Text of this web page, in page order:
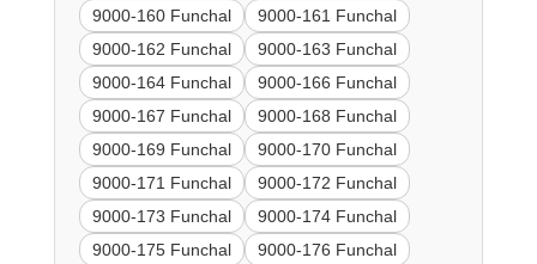
9000-160 Funchal
9000-161 Funchal
9000-162 Funchal
9000-163 Funchal
9000-164 Funchal
9000-166 Funchal
9000-167 Funchal
9000-168 Funchal
9000-169 Funchal
9000-170 Funchal
9000-171 Funchal
9000-172 Funchal
9000-173 Funchal
9000-174 Funchal
9000-175 Funchal
9000-176 Funchal